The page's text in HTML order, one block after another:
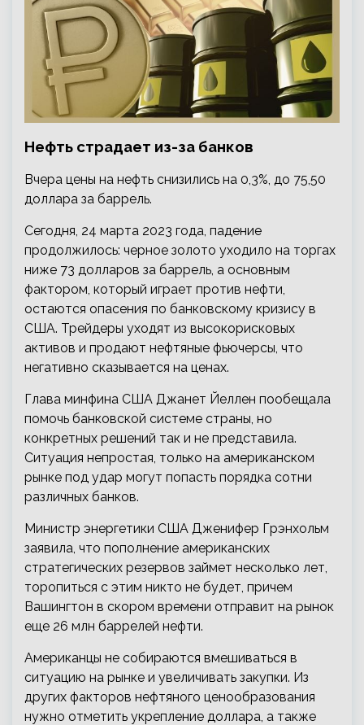
Нефть страдает из-за банков
Вчера цены на нефть снизились на 0,3%, до 75,50
доллара за баррель.
Сегодня, 24 марта 2023 года, падение
продолжилось: черное золото уходило на торгах
ниже 73 долларов за баррель, а основным
фактором, который играет против нефти,
остаются опасения по банковскому кризису в
США. Трейдеры уходят из высокорисковых
активов и продают нефтяные фьючерсы, что
негативно сказывается на ценах.
Глава минфина США Джанет Йеллен пообещала
помочь банковской системе страны, но
конкретных решений так и не представила.
Ситуация непростая, только на американском
рынке под удар могут попасть порядка сотни
различных банков.
Министр энергетики США Дженифер Грэнхольм
заявила, что пополнение американских
стратегических резервов займет несколько лет,
торопиться с этим никто не будет, причем
Вашингтон в скором времени отправит на рынок
еще 26 млн баррелей нефти.
Американцы не собираются вмешиваться в
ситуацию на рынке и увеличивать закупки. Из
других факторов нефтяного ценообразования
нужно отметить укрепление доллара, а также